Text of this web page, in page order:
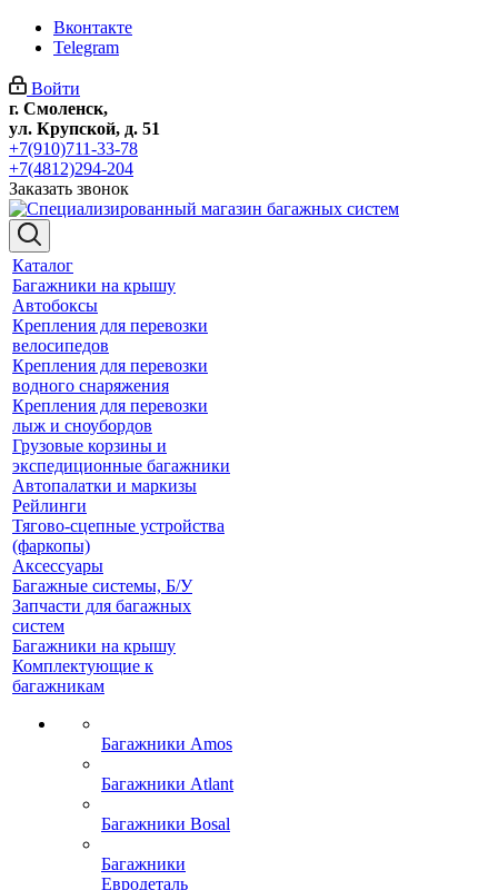
Вконтакте
Telegram
Войти
г. Смоленск,
ул. Крупской, д. 51
+7(910)711-33-78
+7(4812)294-204
Заказать звонок
Каталог
Багажники на крышу
Автобоксы
Крепления для перевозки
велосипедов
Крепления для перевозки
водного снаряжения
Крепления для перевозки
лыж и сноубордов
Грузовые корзины и
экспедиционные багажники
Автопалатки и маркизы
Рейлинги
Тягово-сцепные устройства
(фаркопы)
Аксессуары
Багажные системы, Б/У
Запчасти для багажных
систем
Багажники на крышу
Комплектующие к
багажникам
Багажники Amos
Багажники Atlant
Багажники Bosal
Багажники
Евродеталь